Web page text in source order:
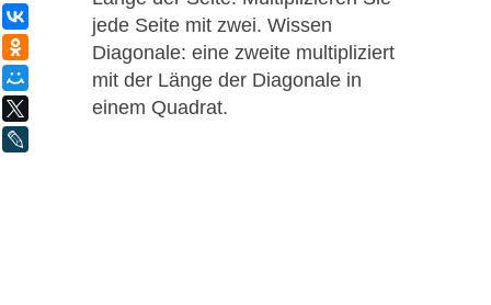
jede Seite mit zwei. Wissen
Diagonale: eine zweite multipliziert
mit der Länge der Diagonale in
einem Quadrat.
ВКонтакте
Одноклассники
Мой Мир